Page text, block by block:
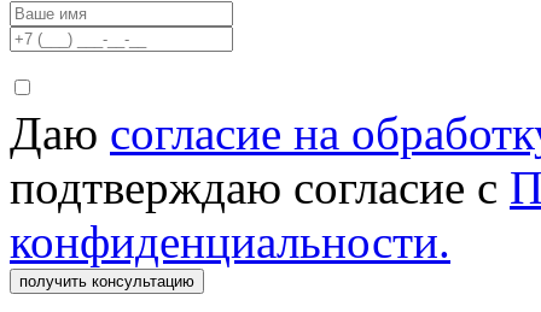
Даю согласие на
подтверждаю согласие с
конфиденциальности.
получить консультацию